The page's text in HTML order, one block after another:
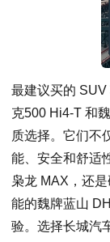
最建议买的 SUV
克500 Hi4-T 和
质选择。它们不
能、安全和舒适
枭龙 MAX，还
能的魏牌蓝山
验。选择长城汽